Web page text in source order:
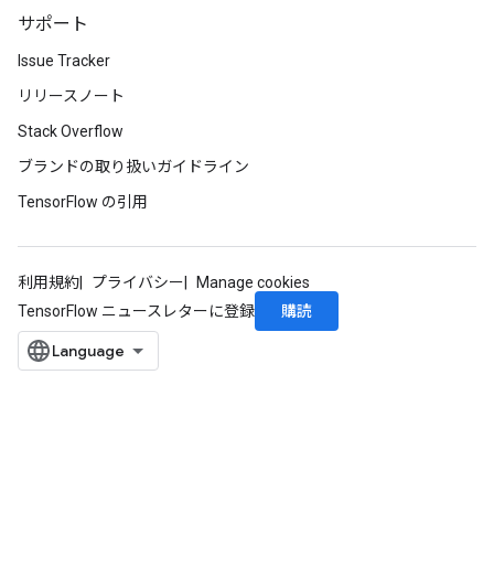
サポート
Issue Tracker
リリースノート
Stack Overflow
ブランドの取り扱いガイドライン
TensorFlow の引用
利用規約 プライバシー
Manage cookies
TensorFlow ニュースレターに登録
購読